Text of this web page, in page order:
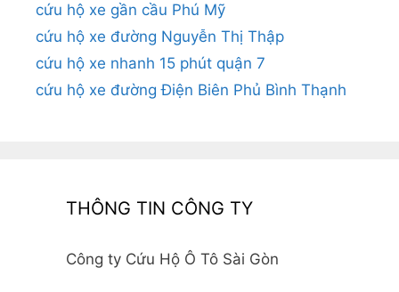
cứu hộ xe gần cầu Phú Mỹ
cứu hộ xe đường Nguyễn Thị Thập
cứu hộ xe nhanh 15 phút quận 7
cứu hộ xe đường Điện Biên Phủ Bình Thạnh
THÔNG TIN CÔNG TY
Công ty Cứu Hộ Ô Tô Sài Gòn